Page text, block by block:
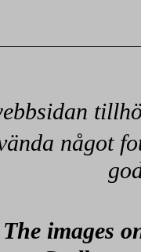
foto tag
The images